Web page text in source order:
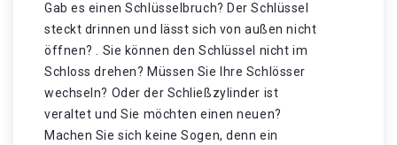
Gab es einen Schlüsselbruch? Der Schlüssel
steckt drinnen und lässt sich von außen nicht
öffnen? . Sie können den Schlüssel nicht im
Schloss drehen? Müssen Sie Ihre Schlösser
wechseln? Oder der Schließzylinder ist
veraltet und Sie möchten einen neuen?
Machen Sie sich keine Sogen, denn ein